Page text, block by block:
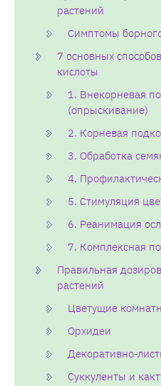
растений
Симптомы
7 основных
кислоты
1. Внекорневая
(опрыскивание)
2. Корневая
3. Обработка
4.
5. Стимуляция
6. Реанимация
7. Комплексная
Правильная
растений
Цветущие
Орхидеи
Декоративно-
Суккуленты и